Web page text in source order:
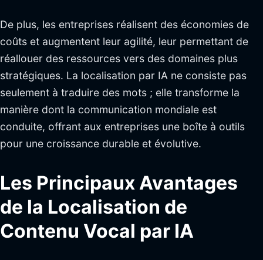
De plus, les entreprises réalisent des économies de
coûts et augmentent leur agilité, leur permettant de
réallouer des ressources vers des domaines plus
stratégiques. La localisation par IA ne consiste pas
seulement à traduire des mots ; elle transforme la
manière dont la communication mondiale est
conduite, offrant aux entreprises une boîte à outils
pour une croissance durable et évolutive.
Les Principaux Avantages
de la Localisation de
Contenu Vocal par IA